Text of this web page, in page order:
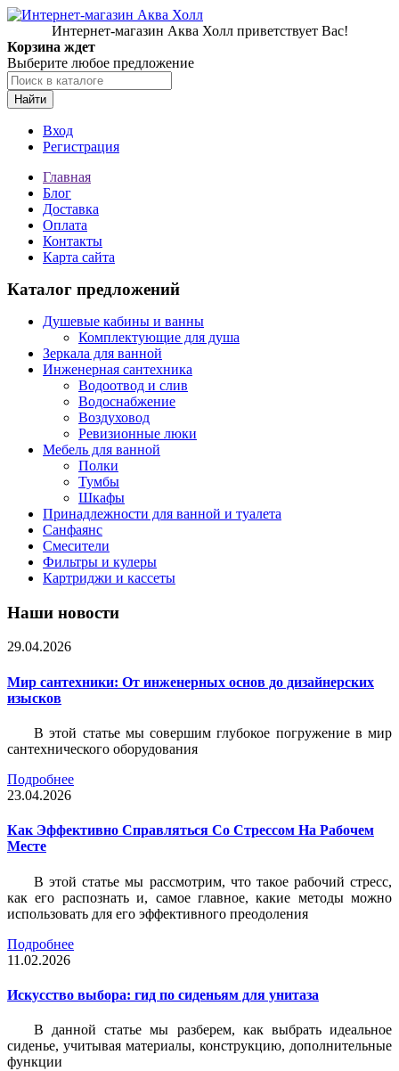
Интернет-магазин Аква Холл приветствует Вас!
Корзина ждет
Выберите любое предложение
Найти
Вход
Регистрация
Главная
Блог
Доставка
Оплата
Контакты
Карта сайта
Каталог предложений
Душевые кабины и ванны
Комплектующие для душа
Зеркала для ванной
Инженерная сантехника
Водоотвод и слив
Водоснабжение
Воздуховод
Ревизионные люки
Мебель для ванной
Полки
Тумбы
Шкафы
Принадлежности для ванной и туалета
Санфаянс
Смесители
Фильтры и кулеры
Картриджи и кассеты
Наши новости
29.04.2026
Мир сантехники: От инженерных основ до дизайнерских
изысков
В этой статье мы совершим глубокое погружение в мир
сантехнического оборудования
Подробнее
23.04.2026
Как Эффективно Справляться Со Стрессом На Рабочем
Месте
В этой статье мы рассмотрим, что такое рабочий стресс,
как его распознать и, самое главное, какие методы можно
использовать для его эффективного преодоления
Подробнее
11.02.2026
Искусство выбора: гид по сиденьям для унитаза
В данной статье мы разберем, как выбрать идеальное
сиденье, учитывая материалы, конструкцию, дополнительные
функции